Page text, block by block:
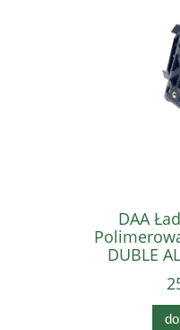
DAA
DUBLE